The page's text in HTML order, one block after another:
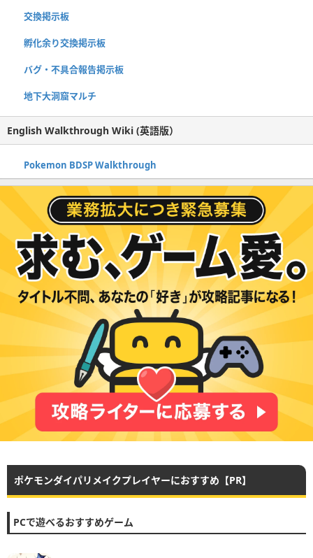
交換掲示板
孵化余り交換掲示板
バグ・不具合報告掲示板
地下大洞窟マルチ
English Walkthrough Wiki (英語版）
Pokemon BDSP Walkthrough
ポケモンダイパリメイクプレイヤーにおすすめ【PR】
PCで遊べるおすすめゲーム